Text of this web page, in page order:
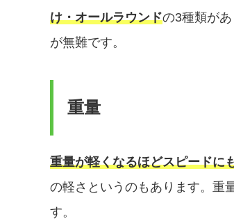
け・オールラウンドの3種類が
が無難です。
重量
重量が軽くなるほどスピードに
の軽さというのもあります。重
す。